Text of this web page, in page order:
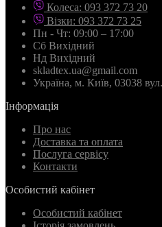
Колеса: 093 372 73 20
Візки: 093 372 73 25
Пн - Чт: 09:00 – 17:00
Сб Вихідний
Нд Вихідний
skladtex.ua@gmail.com
Українa, м. Київ, 03038
Інформація
Про нас
Доставка та оплата
Послуга сервісу
Контакти
Особистий кабінет
Особистий кабінет